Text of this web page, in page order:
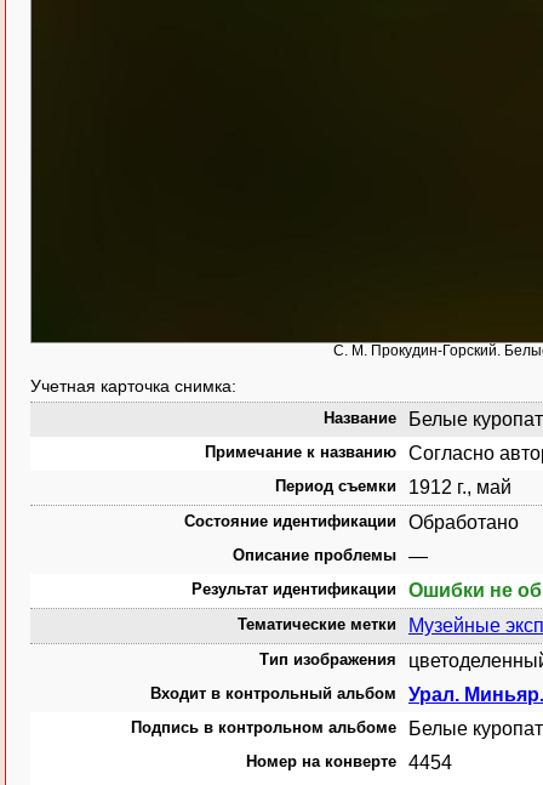
С. М. Прокудин-Горский.
Учетная карточка снимка:
Название Белые
Примечание к названию Согласно
Период съемки 1912 г., май
Состояние идентификации Обработано
Описание проблемы —
Результат идентификации Ошибки не
Тематические метки Музейные
Тип изображения
Входит в контрольный альбом Урал. Миньяр.
Подпись в контрольном альбоме Белые
Номер на конверте 4454